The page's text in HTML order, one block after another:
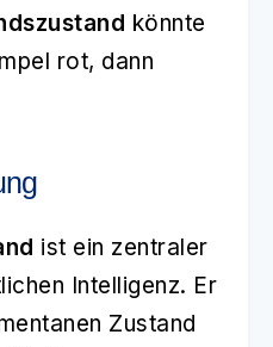
könnte
rot, dann
ist ein zentraler
Intelligenz. Er
Zustand